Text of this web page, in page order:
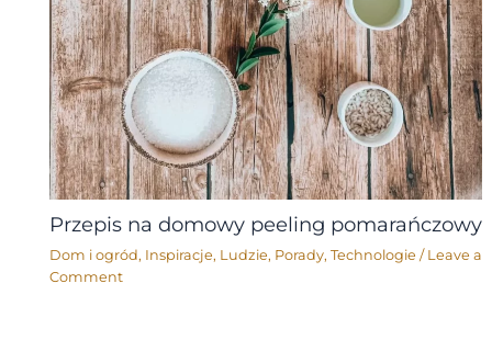
Przepis na domowy peeling pomarańczowy
Dom i ogród, Inspiracje, Ludzie, Porady, Technologie / Leave a
Comment